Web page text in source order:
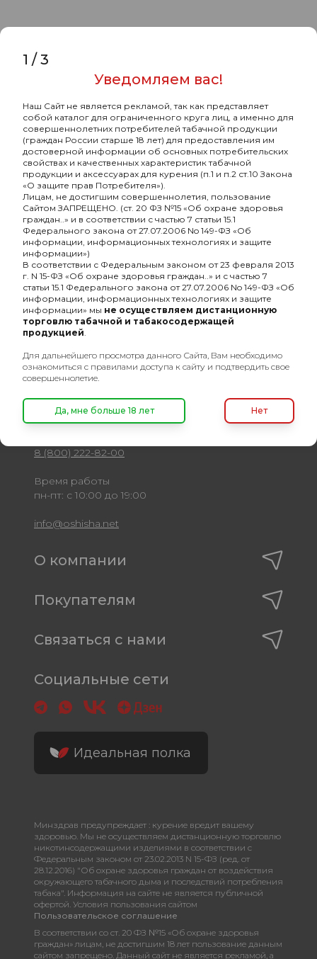
Мундштук индивидуальный ESS
золото на синем
Бренд-ESS
Материал -алюминий
Комплектующие для кальяна
Разборный -Нет
безнал-Да
товаров для кальяна
8 (800) 222-82-00
Время работы
пн-пт: с 10:00 до 19:00
info@oshisha.net
О компании
Покупателям
Связаться с нами
Социальные сети
Идеальная полка
Минздрав предупреждает : курение вредит вашему
здоровью. Мы не осуществляем дистанционную торговлю
никотинсодержащими изделиями в соответствии с
Федеральным законом от 23.02.2013 N 15-ФЗ (ред. от
28.12.2016) "Об охране здоровья граждан от воздействия
окружающего табачного дыма и последствий потребления
табака". Информация на сайте не является публичной
офертой. Условия пользования сайтом
Пользовательское соглашение
В соответствии со ст. 20 ФЗ №15 «Об охране здоровья
граждан» лицам, не достигшим 18 лет пользование данным
сайтом запрещено. Данный сайт не является рекламой, а
1 /3
Уведомляем вас!
Наш Сайт не является рекламой, так как представляет
собой каталог для ограниченного круга лиц, а именно для
совершеннолетних потребителей табачной продукции
(граждан России старше 18 лет) для предоставления им
достоверной информации об основных потребительских
свойствах и качественных характеристик табачной
продукции и аксессуарах для курения (п.1 и п.2 ст.10 Закона
«О защите прав Потребителя»).
Лицам, не достигшим совершеннолетия, пользование
Сайтом ЗАПРЕЩЕНО. (ст. 20 ФЗ №15 «Об охране здоровья
граждан..» и в соответствии с частью 7 статьи 15.1
Федерального закона от 27.07.2006 No 149-ФЗ «Об
информации, информационных технологиях и защите
информации»)
В соответствии с Федеральным законом от 23 февраля 2013
г. N 15-ФЗ «Об охране здоровья граждан..» и с частью 7
статьи 15.1 Федерального закона от 27.07.2006 No 149-ФЗ «Об
информации, информационных технологиях и защите
информации» мы не осуществляем дистанционную
торговлю табачной и табакосодержащей
продукцией
Для дальнейшего просмотра данного Сайта, Вам необходимо
ознакомиться с правилами доступа к сайту и подтвердить свое
совершеннолетие.
Да, мне больше 18 лет Нет